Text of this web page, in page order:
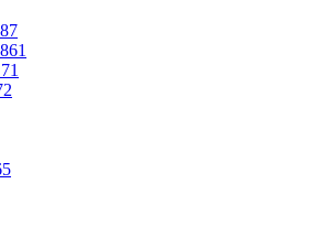
861
71